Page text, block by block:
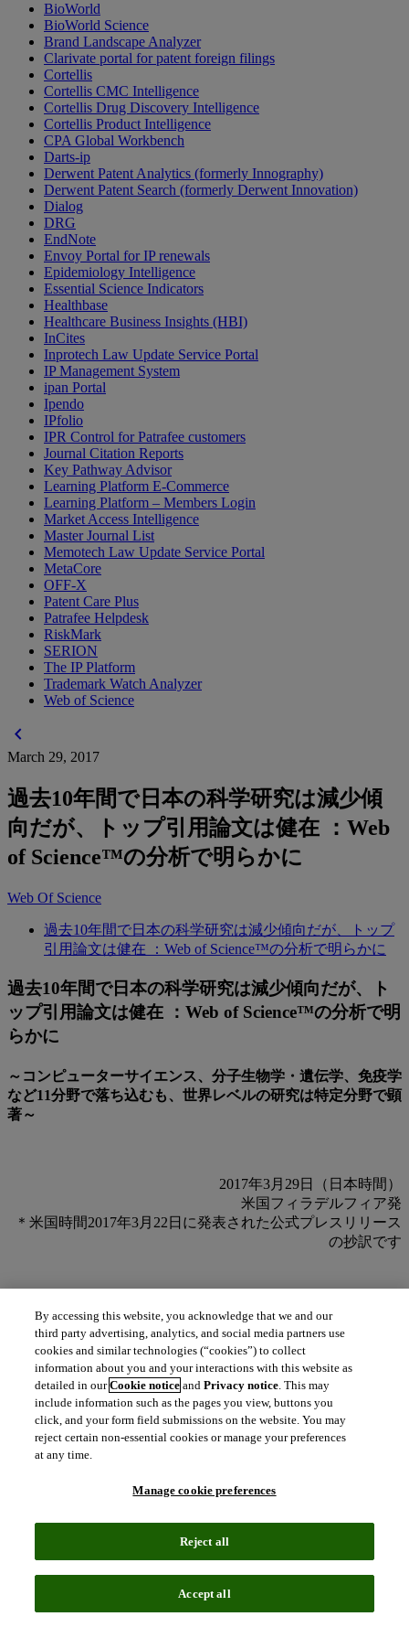
BioWorld
BioWorld Science
Brand Landscape Analyzer
Clarivate portal for patent foreign filings
Cortellis
Cortellis CMC Intelligence
Cortellis Drug Discovery Intelligence
Cortellis Product Intelligence
CPA Global Workbench
Darts-ip
Derwent Patent Analytics (formerly Innography)
Derwent Patent Search (formerly Derwent Innovation)
Dialog
DRG
EndNote
Envoy Portal for IP renewals
Epidemiology Intelligence
Essential Science Indicators
Healthbase
Healthcare Business Insights (HBI)
InCites
Inprotech Law Update Service Portal
IP Management System
ipan Portal
Ipendo
IPfolio
IPR Control for Patrafee customers
Journal Citation Reports
Key Pathway Advisor
Learning Platform E-Commerce
Learning Platform – Members Login
Market Access Intelligence
Master Journal List
Memotech Law Update Service Portal
MetaCore
OFF-X
Patent Care Plus
Patrafee Helpdesk
RiskMark
SERION
The IP Platform
Trademark Watch Analyzer
Web of Science
chevron_left
March 29, 2017
過去10年間で日本の科学研究は減少傾
向だが、トップ引用論文は健在 ：Web
of Science™の分析で明らかに
Web Of Science
過去10年間で日本の科学研究は減少傾向だが、トップ
引用論文は健在 ：Web of Science™の分析で明らかに
過去10年間で日本の科学研究は減少傾向だが、ト
ップ引用論文は健在 ：Web of Science™の分析で明
らかに
～コンピューターサイエンス、分子生物学・遺伝学、免疫学
など11分野で落ち込むも、世界レベルの研究は特定分野で顕
著～
2017年3月29日（日本時間）
米国フィラデルフィア発
＊米国時間2017年3月22日に発表された公式プレスリリース
の抄訳です
クス（本社：米国フィラデルフィア、日本オフィス：東京都
港区、以下「クラリベイト」）は、保有するWeb of
Science™のデータを使って過去10年に渡る日本の研究活動
を調査しました。その結果として、日本における科学の研究
活動は減少傾向にあり、世界で研究を牽引する国々から遅れ
を取り始めていることが明らかになりました。この分析は
Nature Indexで紹介され、停滞傾向にある研究活動に対する
政府の取り組みについても論じられています。
Web of Science™に収録される、世界的に影響力のあるジャ
ーナルに発表された論文数を比較すると、2015年に日本人研
究者が発表した論文は、2005年より600報近く少なくなって
は、2005年の8.4%から5.2%に落ち込んでいます。一方で、
By accessing this website, you acknowledge that we and our
third party advertising, analytics, and social media partners use
cookies and similar technologies (“cookies”) to collect
information about you and your interactions with this website as
detailed in ourCookie notice andPrivacy notice. This may
include information such as the pages you view, buttons you
click, and your form field submissions on the website. You may
reject certain non-essential cookies or manage your preferences
at any time.
Manage cookie preferences
Reject all
Accept all